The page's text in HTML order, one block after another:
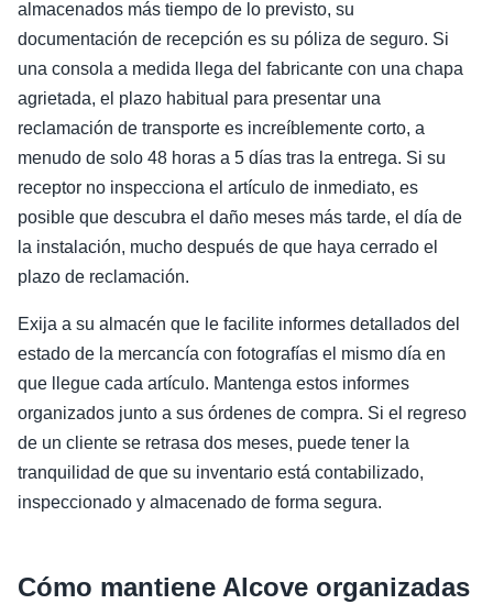
almacenados más tiempo de lo previsto, su
documentación de recepción es su póliza de seguro. Si
una consola a medida llega del fabricante con una chapa
agrietada, el plazo habitual para presentar una
reclamación de transporte es increíblemente corto, a
menudo de solo 48 horas a 5 días tras la entrega. Si su
receptor no inspecciona el artículo de inmediato, es
posible que descubra el daño meses más tarde, el día de
la instalación, mucho después de que haya cerrado el
plazo de reclamación.
Exija a su almacén que le facilite informes detallados del
estado de la mercancía con fotografías el mismo día en
que llegue cada artículo. Mantenga estos informes
organizados junto a sus órdenes de compra. Si el regreso
de un cliente se retrasa dos meses, puede tener la
tranquilidad de que su inventario está contabilizado,
inspeccionado y almacenado de forma segura.
Cómo mantiene Alcove organizadas